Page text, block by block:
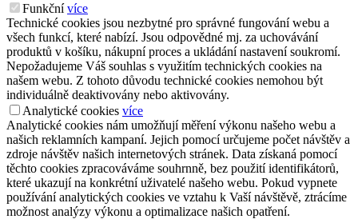
Funkční více
Technické cookies jsou nezbytné pro správné fungování webu a
všech funkcí, které nabízí. Jsou odpovědné mj. za uchovávání
produktů v košíku, nákupní proces a ukládání nastavení soukromí.
Nepožadujeme Váš souhlas s využitím technických cookies na
našem webu. Z tohoto důvodu technické cookies nemohou být
individuálně deaktivovány nebo aktivovány.
Analytické cookies více
Analytické cookies nám umožňují měření výkonu našeho webu a
našich reklamních kampaní. Jejich pomocí určujeme počet návštěv a
zdroje návštěv našich internetových stránek. Data získaná pomocí
těchto cookies zpracováváme souhrnně, bez použití identifikátorů,
které ukazují na konkrétní uživatelé našeho webu. Pokud vypnete
používání analytických cookies ve vztahu k Vaší návštěvě, ztrácíme
možnost analýzy výkonu a optimalizace našich opatření.